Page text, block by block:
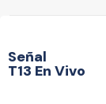
Señal
T13 En Vivo